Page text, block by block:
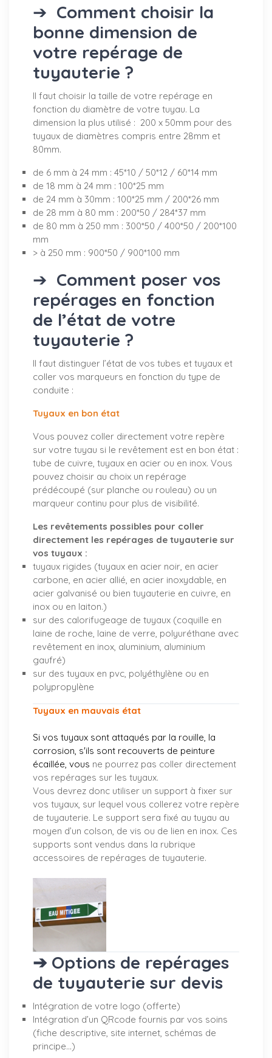
➔ Comment choisir la
bonne dimension de
votre repérage de
tuyauterie ?
Il faut choisir la taille de votre repérage en
fonction du diamètre de votre tuyau. La
dimension la plus utilisé : 200 x 50mm pour des
tuyaux de diamètres compris entre 28mm et
80mm.
de 6 mm à 24 mm : 45*10 / 50*12 / 60*14 mm
de 18 mm à 24 mm : 100*25 mm
de 24 mm à 30mm : 100*25 mm / 200*26 mm
de 28 mm à 80 mm : 200*50 / 284*37 mm
de 80 mm à 250 mm : 300*50 / 400*50 / 200*100
mm
> à 250 mm : 900*50 / 900*100 mm
➔ Comment poser vos
repérages en fonction
de l’état de votre
tuyauterie ?
Il faut distinguer l’état de vos tubes et tuyaux et
coller vos marqueurs en fonction du type de
conduite :
Tuyaux en bon état
Vous pouvez coller directement votre repère
sur votre tuyau si le revêtement est en bon état :
tube de cuivre, tuyaux en acier ou en inox. Vous
pouvez choisir au choix un repérage
prédécoupé (sur planche ou rouleau) ou un
marqueur continu pour plus de visibilité.
Les revêtements possibles pour coller
directement les repérages de tuyauterie sur
vos tuyaux :
tuyaux rigides (tuyaux en acier noir, en acier
carbone, en acier allié, en acier inoxydable, en
acier galvanisé ou bien tuyauterie en cuivre, en
inox ou en laiton.)
sur des calorifugeage de tuyaux (coquille en
laine de roche, laine de verre, polyuréthane avec
revêtement en inox, aluminium, aluminium
gaufré)
sur des tuyaux en pvc, polyéthylène ou en
polypropylène
Tuyaux en mauvais état
Si vos tuyaux sont attaqués par la rouille, la
corrosion, s'ils sont recouverts de peinture
écaillée, vous ne pourrez pas coller directement
vos repérages sur les tuyaux.
Vous devrez donc utiliser un support à fixer sur
vos tuyaux, sur lequel vous collerez votre repère
de tuyauterie. Le support sera fixé au tuyau au
moyen d’un colson, de vis ou de lien en inox. Ces
supports sont vendus dans la rubrique
accessoires de repérages de tuyauterie.
➔ Options de repérages
de tuyauterie sur devis
Intégration de votre logo (offerte)
Intégration d’un QRcode fournis par vos soins
(fiche descriptive, site internet, schémas de
principe…)